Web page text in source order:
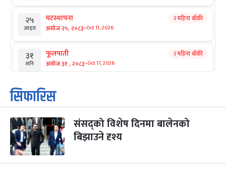
२५
आइत
घटस्थापना
असोज २५, २०८३-Oct 11, 2026
२ महिना बाँकी
३१
शनि
फूलपाती
असोज ३१ , २०८३-Oct 17, 2026
२ महिना बाँकी
१
आइत
कार्तिक सङ्क्रान्ति
कार्तिक १, २०८३
३
मंगल
महानवमी
कार्तिक ३, २०८३-Oct 20, 2026
२ महिना बाँकी
४
सिफारिस
संसद्को विशेष दिनमा बालेनको
बिझाउने दृश्य